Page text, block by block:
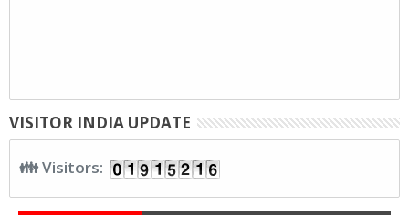
VISITOR INDIA UPDATE
👪 Visitors: